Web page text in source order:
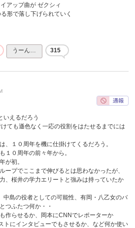
アップ曲が ゼクシィ
形で落し下げられていく
うーん… 315
いえるだろう
ても遜色なく一応の役割をはたせるまでには
、１０周年を機に仕掛けてくるだろう。
１０周年の前々年から。
が初。
ープでここまで伸びるとは思わなかったが、
、桜井の学力エリートと強みは持っていたか
中島の役者としての可能性、有岡・八乙女のバ
つふたつ何か・・
作らせるか、岡本にCNNでレポーターか
トにインタビューでもさせるか、など何か使い